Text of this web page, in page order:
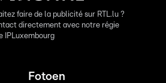
faire de la publicité sur RTL.lu ?
directement avec notre régie
IPLuxembourg
Fotoen